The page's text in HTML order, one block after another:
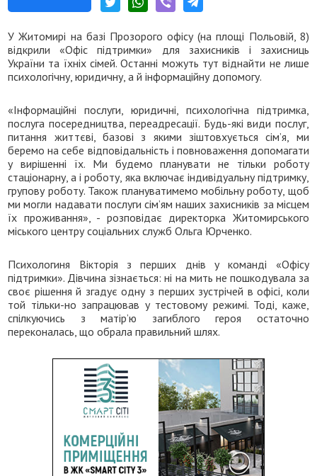
У Житомирі на базі Прозорого офісу (на площі Польовій, 8)
відкрили «Офіс підтримки» для захисників і захисниць
України та їхніх сімей. Останні можуть тут віднайти не лише
психологічну, юридичну, а й інформаційну допомогу.
«Інформаційні послуги, юридичні, психологічна підтримка,
послуга посередництва, переадресації. Будь-які види послуг,
питання життєві, базові з якими зіштовхується сім’я, ми
беремо на себе відповідальність і повноваження допомагати
у вирішенні їх. Ми будемо планувати не тільки роботу
стаціонарну, а і роботу, яка включає індивідуальну підтримку,
групову роботу. Також плануватимемо мобільну роботу, щоб
ми могли надавати послуги сім’ям наших захисників за місцем
їх проживання», - розповідає директорка Житомирського
міського центру соціальних служб Ольга Юрченко.
Психологиня Вікторія з перших днів у команді «Офісу
підтримки». Дівчина зізнається: ні на мить не пошкодувала за
своє рішення й згадує одну з перших зустрічей в офісі, коли
той тільки-но запрацював у тестовому режимі. Тоді, каже,
спілкуючись з матір’ю загиблого героя остаточно
переконалась, що обрала правильний шлях.